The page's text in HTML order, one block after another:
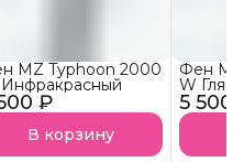
₽
MZ Typhoon 2000
В корзину
5 500
Фен
W